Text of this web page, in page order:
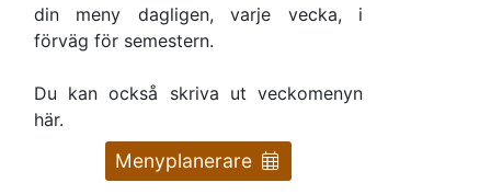
din meny dagligen, varje vecka, i
förväg för semestern.
Du kan också skriva ut veckomenyn
här.
Menyplanerare